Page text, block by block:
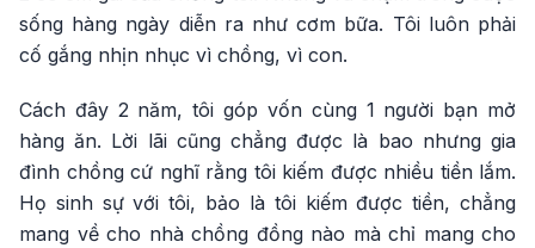
sống hàng ngày diễn ra như cơm bữa. Tôi luôn phải
cố gắng nhịn nhục vì chồng, vì con.
Cách đây 2 năm, tôi góp vốn cùng 1 người bạn mở
hàng ăn. Lời lãi cũng chẳng được là bao nhưng gia
đình chồng cứ nghĩ rằng tôi kiếm được nhiều tiền lắm.
Họ sinh sự với tôi, bảo là tôi kiếm được tiền, chẳng
mang về cho nhà chồng đồng nào mà chỉ mang cho